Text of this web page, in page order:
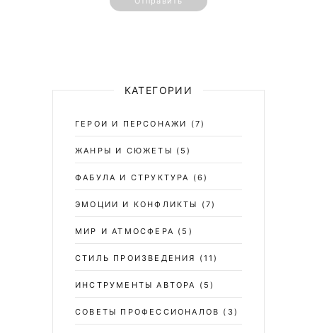
КАТЕГОРИИ
ГЕРОИ И ПЕРСОНАЖИ (7)
ЖАНРЫ И СЮЖЕТЫ (5)
ФАБУЛА И СТРУКТУРА (6)
ЭМОЦИИ И КОНФЛИКТЫ (7)
МИР И АТМОСФЕРА (5)
СТИЛЬ ПРОИЗВЕДЕНИЯ (11)
ИНСТРУМЕНТЫ АВТОРА (5)
СОВЕТЫ ПРОФЕССИОНАЛОВ (3)